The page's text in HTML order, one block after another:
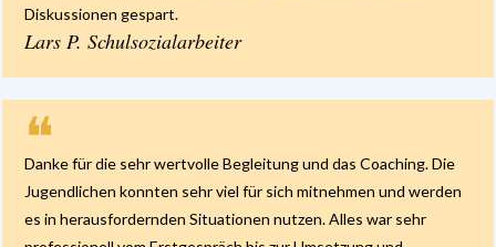
Diskussionen gespart.
Lars P. Schulsozialarbeiter
❝
Danke für die sehr wertvolle Begleitung und das Coaching. Die
Jugendlichen konnten sehr viel für sich mitnehmen und werden
es in herausfordernden Situationen nutzen. Alles war sehr